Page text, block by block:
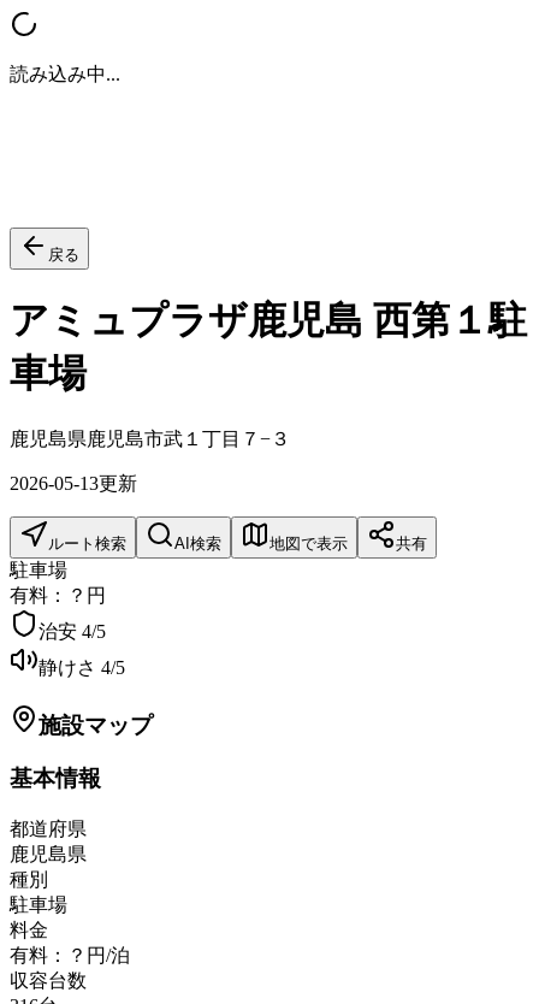
読み込み中...
戻る
アミュプラザ鹿児島 西第１駐
車場
鹿児島県鹿児島市武１丁目７−３
2026-05-13更新
ルート検索 AI検索 地図で表示 共有
駐車場
有料：？円
治安 4/5
静けさ 4/5
施設マップ
基本情報
都道府県
鹿児島県
種別
駐車場
料金
有料：？円/泊
収容台数